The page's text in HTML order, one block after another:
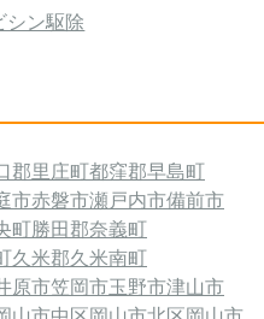
シン駆除
郡里庄町都窪郡早島町
市赤磐市瀬戸内市備前市
町勝田郡奈義町
久米郡久米南町
原市笠岡市玉野市津山市